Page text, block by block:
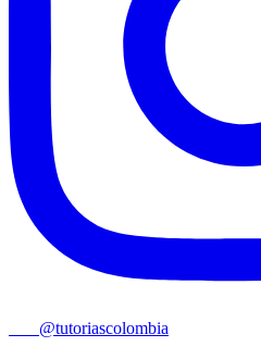
@tutoriascolombia